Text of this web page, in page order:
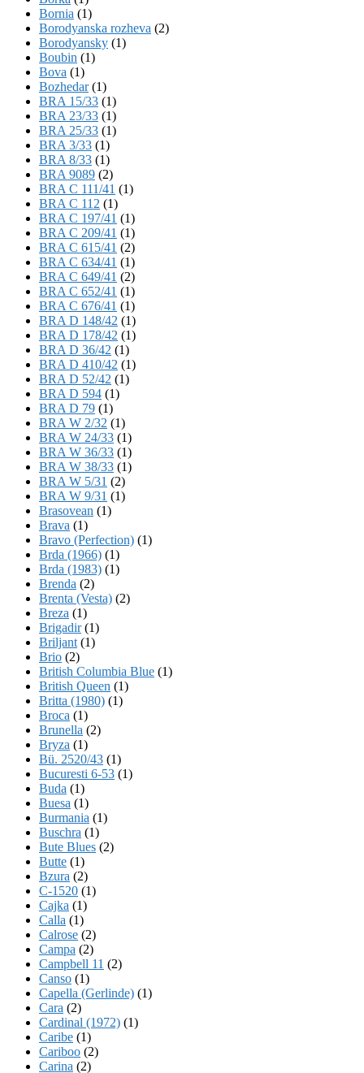
Bornia (1)
Borodyanska rozheva (2)
Borodyansky (1)
Boubin (1)
Bova (1)
Bozhedar(1)
BRA 15/33 (1)
BRA 23/33 (1)
BRA 25/33 (1)
BRA 3/33 (1)
BRA 8/33 (1)
BRA 9089 (2)
BRA C 111/41 (1)
BRA C 112 (1)
BRA C 197/41 (1)
BRA C 209/41 (1)
BRA C 615/41 (2)
BRA C 634/41 (1)
BRA C 649/41 (2)
BRA C 652/41 (1)
BRA C 676/41 (1)
BRA D 148/42 (1)
BRA D 178/42 (1)
BRA D 36/42 (1)
BRA D 410/42 (1)
BRA D 52/42 (1)
BRA D 594 (1)
BRA D 79 (1)
BRA W 2/32 (1)
BRA W 24/33 (1)
BRA W 36/33 (1)
BRA W 38/33 (1)
BRA W 5/31 (2)
BRA W 9/31 (1)
Brasovean (1)
Brava (1)
Bravo (Perfection) (1)
Brda (1966) (1)
Brda (1983) (1)
Brenda (2)
Brenta (Vesta) (2)
Breza (1)
Brigadir(1)
Briljant (1)
Brio (2)
British Columbia Blue (1)
British Queen (1)
Britta (1980) (1)
Broca (1)
Brunella (2)
Bryza (1)
Bü. 2520/43 (1)
Bucuresti 6-53 (1)
Buda (1)
Buesa (1)
Burmania (1)
Buschra (1)
Bute Blues (2)
Butte (1)
Bzura (2)
C-1520 (1)
Cajka (1)
Calla (1)
Calrose (2)
Campa (2)
Campbell 11 (2)
Canso (1)
Capella (Gerlinde) (1)
Cara (2)
Cardinal (1972) (1)
Caribe (1)
Cariboo (2)
Carina (2)